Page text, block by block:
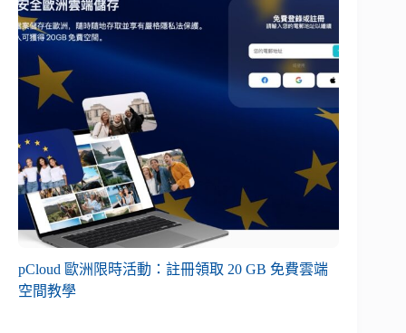
pCloud 歐洲限時活動：註冊領取 20 GB 免費雲端
空間教學